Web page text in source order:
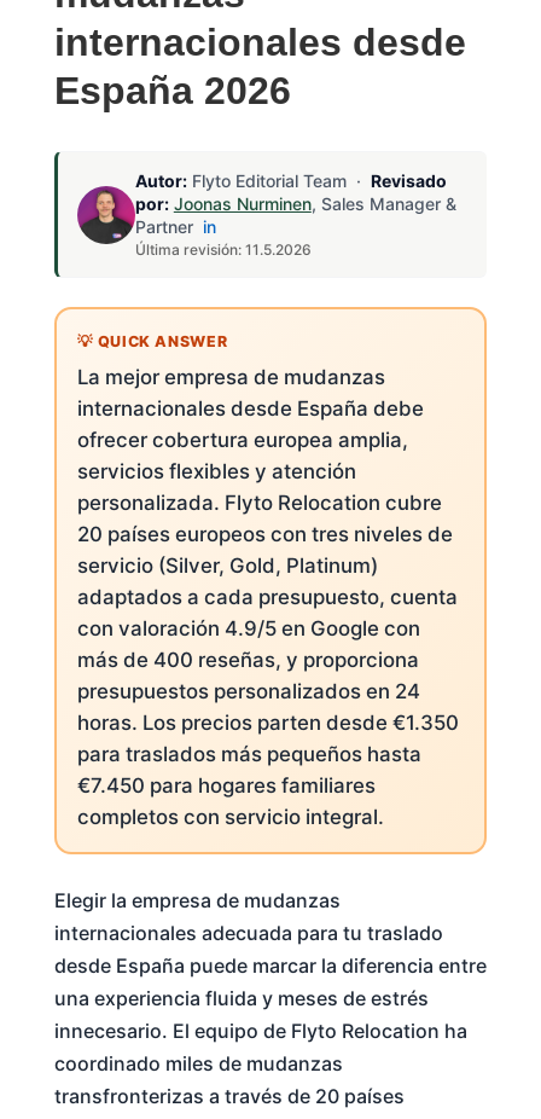
internacionales desde
España 2026
Autor:Flyto Editorial Team · Revisado
por: Joonas Nurminen, Sales Manager &
Partner in
Última revisión: 11.5.2026
La mejor empresa de mudanzas
internacionales desde España debe
ofrecer cobertura europea amplia,
servicios flexibles y atención
personalizada. Flyto Relocation cubre
20 países europeos con tres niveles de
servicio (Silver, Gold, Platinum)
adaptados a cada presupuesto, cuenta
con valoración 4.9/5 en Google con
más de 400 reseñas, y proporciona
presupuestos personalizados en 24
horas. Los precios parten desde €1.350
para traslados más pequeños hasta
€7.450 para hogares familiares
completos con servicio integral.
Elegir la empresa de mudanzas
internacionales adecuada para tu traslado
desde España puede marcar la diferencia entre
una experiencia fluida y meses de estrés
innecesario. El equipo de Flyto Relocation ha
coordinado miles de mudanzas
transfronterizas a través de 20 países